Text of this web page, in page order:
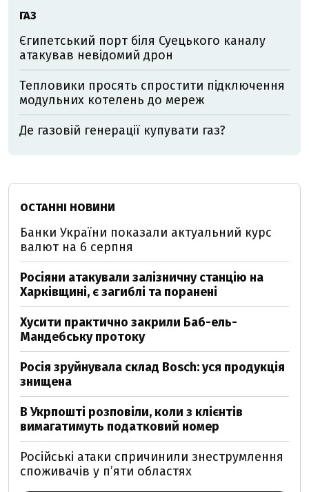
ГАЗ
Єгипетський порт біля Суецького каналу
атакував невідомий дрон
Тепловики просять спростити підключення
модульних котелень до мереж
Де газовій генерації купувати газ?
ОСТАННІ НОВИНИ
Банки України показали актуальний курс
валют на 6 серпня
Росіяни атакували залізничну станцію на
Харківщині, є загиблі та поранені
Хусити практично закрили Баб-ель-
Мандебську протоку
Росія зруйнувала склад Bosch: уся продукція
знищена
В Укрпошті розповіли, коли з клієнтів
вимагатимуть податковий номер
Російські атаки спричинили знеструмлення
споживачів у п’яти областях